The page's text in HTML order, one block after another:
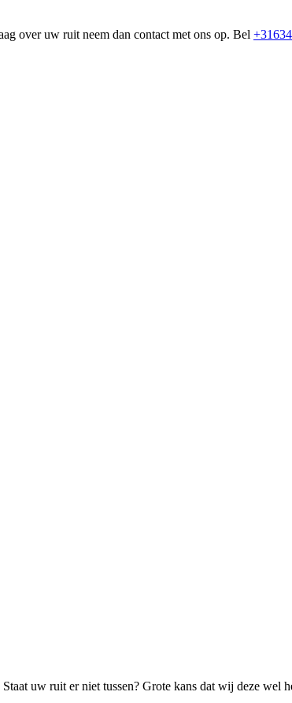
over uw ruit neem dan contact met ons op. Bel
uw ruit er niet tussen? Grote kans dat wij deze